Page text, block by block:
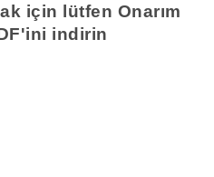
için lütfen Onarım
indirin